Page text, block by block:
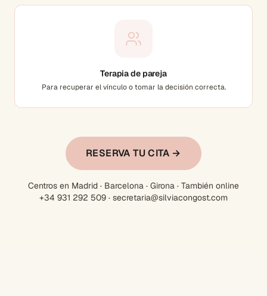
Terapia de pareja
Para recuperar el vínculo o tomar la decisión correcta.
RESERVA TU CITA →
Centros en Madrid · Barcelona · Girona · También online
+34 931 292 509 · secretaria@silviacongost.com